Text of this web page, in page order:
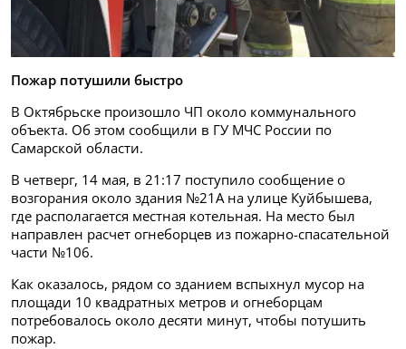
Пожар потушили быстро
В Октябрьске произошло ЧП около коммунального
объекта. Об этом сообщили в ГУ МЧС России по
Самарской области.
В четверг, 14 мая, в 21:17 поступило сообщение о
возгорания около здания №21А на улице Куйбышева,
где располагается местная котельная. На место был
направлен расчет огнеборцев из пожарно-спасательной
части №106.
Как оказалось, рядом со зданием вспыхнул мусор на
площади 10 квадратных метров и огнеборцам
потребовалось около десяти минут, чтобы потушить
пожар.